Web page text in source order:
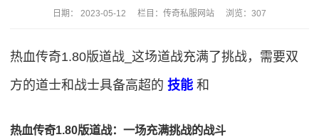
日期： 2023-05-12 栏目： 传奇私服网站 浏览：307
热血传奇1.80版道战_这场道战充满了挑战，需要双
方的道士和战士具备高超的 技能 和
热血传奇1.80版道战：一场充满挑战的战斗